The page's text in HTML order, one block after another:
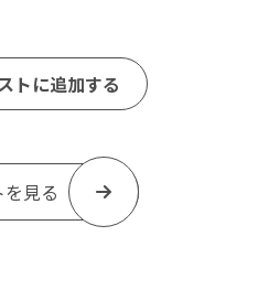
トに追加する
を見る